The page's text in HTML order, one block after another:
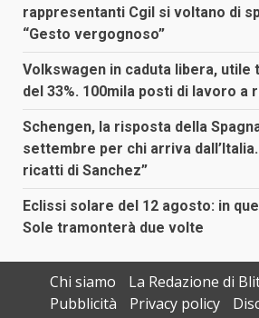
rappresentanti Cgil si voltano di
“Gesto vergognoso”
Volkswagen in caduta libera,
del 33%. 100mila posti di lavoro a
Schengen, la risposta della
settembre per chi arriva
ricatti di Sanchez”
Eclissi solare del 12 agosto: in
Sole tramonterà due volte
Chi siamo
La Redazione di
Pubblicità
Privacy policy